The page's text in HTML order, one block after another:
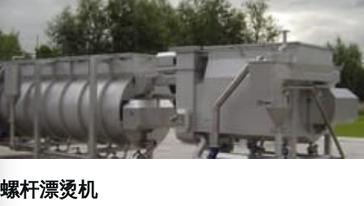
螺杆漂烫机